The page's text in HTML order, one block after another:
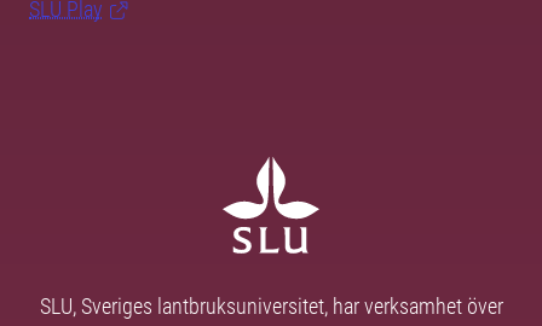
SLU Play
SLU, Sveriges lantbruksuniversitet, har verksamhet över